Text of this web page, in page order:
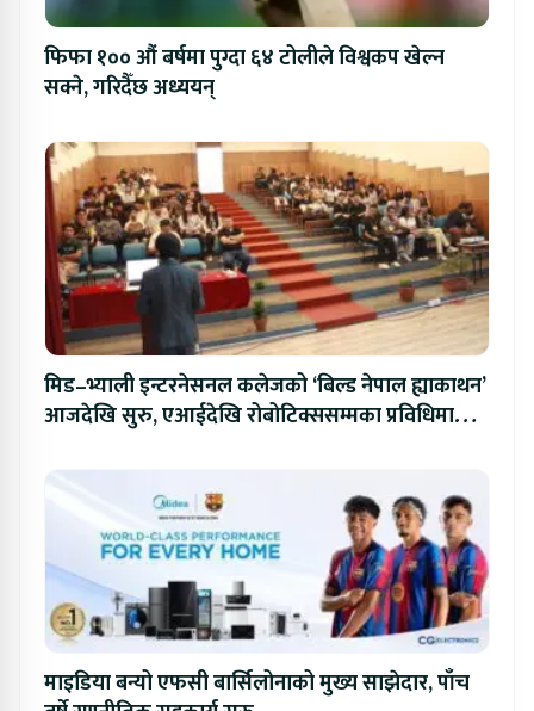
फिफा १०० औं बर्षमा पुग्दा ६४ टोलीले विश्वकप खेल्न
सक्ने, गरिदैँछ अध्ययन्
मिड–भ्याली इन्टरनेसनल कलेजको ‘बिल्ड नेपाल ह्याकाथन’
आजदेखि सुरु, एआईदेखि रोबोटिक्ससम्मका प्रविधिमा
माइडिया बन्यो एफसी बार्सिलोनाको मुख्य साझेदार, पाँच